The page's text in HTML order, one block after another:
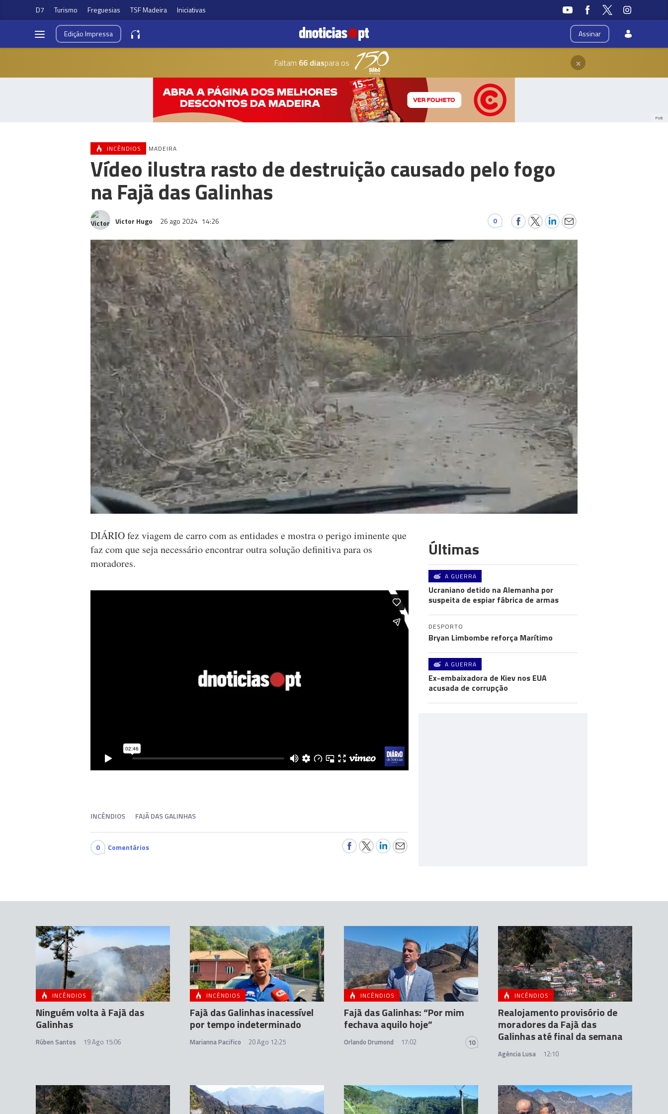
D7 Turismo Freguesias TSF Madeira Iniciativas
Assinar
EdiçãoImpressa
Faltam 66 diaspara os ×
PUB
INCÊNDIOS MADEIRA
Vídeo ilustra rasto de destruição causado pelo fogo
na Fajã das Galinhas
Victor Hugo 26 ago 2024 14:26 0
DIÁRIO fez viagem de carro com as entidades e mostra o perigo iminente que
faz com que seja necessário encontrar outra solução definitiva para os
moradores.
INCÊNDIOS FAJÃ DAS GALINHAS
0 Comentários
Últimas
A GUERRA
Ucraniano detido na Alemanha por
suspeita de espiar fábrica de armas
DESPORTO
Bryan Limbombe reforça Marítimo
A GUERRA
Ex-embaixadora de Kiev nos EUA
acusada de corrupção
INCÊNDIOS
Ninguém volta à Fajã das
Galinhas
Rúben Santos 19 Ago 15:06
INCÊNDIOS
Fajã das Galinhas inacessível
por tempo indeterminado
Marianna Pacifico 20 Ago 12:25
INCÊNDIOS
Fajã das Galinhas: “Por mim
fechava aquilo hoje”
Orlando Drumond 17:02 10
INCÊNDIOS
Realojamento provisório de
moradores da Fajã das
Galinhas até final da semana
Agência Lusa 12:10